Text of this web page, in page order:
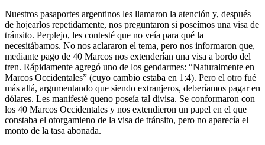
Nuestros pasaportes argentinos les llamaron la atención y, después
de hojearlos repetidamente, nos preguntaron si poseímos una visa de
tránsito. Perplejo, les contesté que no veía para qué la
necesitábamos. No nos aclararon el tema, pero nos informaron que,
mediante pago de 40 Marcos nos extenderían una visa a bordo del
tren. Rápidamente agregó uno de los gendarmes:
Naturalmente en
Marcos Occidentales
(cuyo cambio estaba en 1:4). Pero el otro fué
más allá, argumentando que siendo extranjeros, deberíamos pagar en
dólares. Les manifesté queno poseía tal divisa. Se conformaron con
los 40 Marcos Occidentales y nos extendieron un papel en el que
constaba el otorgamieno de la visa de tránsito, pero no aparecía el
monto de la tasa abonada.